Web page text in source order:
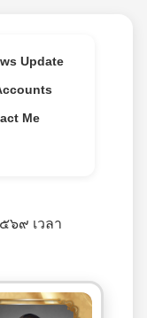
Update
Me
๖๙ เวลา